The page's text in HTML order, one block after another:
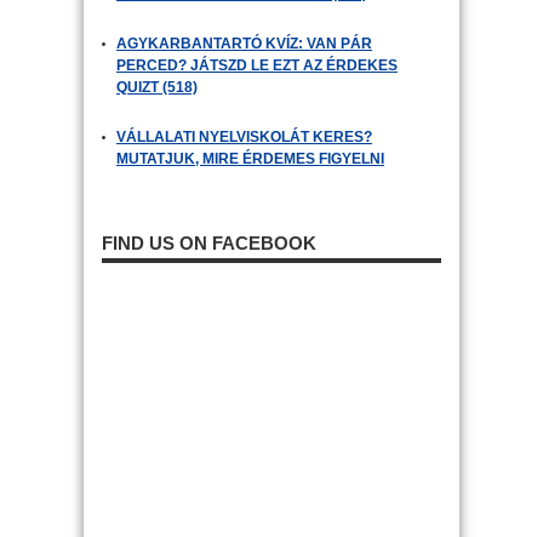
AGYKARBANTARTÓ KVÍZ: VAN PÁR
PERCED? JÁTSZD LE EZT AZ ÉRDEKES
QUIZT (518)
VÁLLALATI NYELVISKOLÁT KERES?
MUTATJUK, MIRE ÉRDEMES FIGYELNI
FIND US ON FACEBOOK